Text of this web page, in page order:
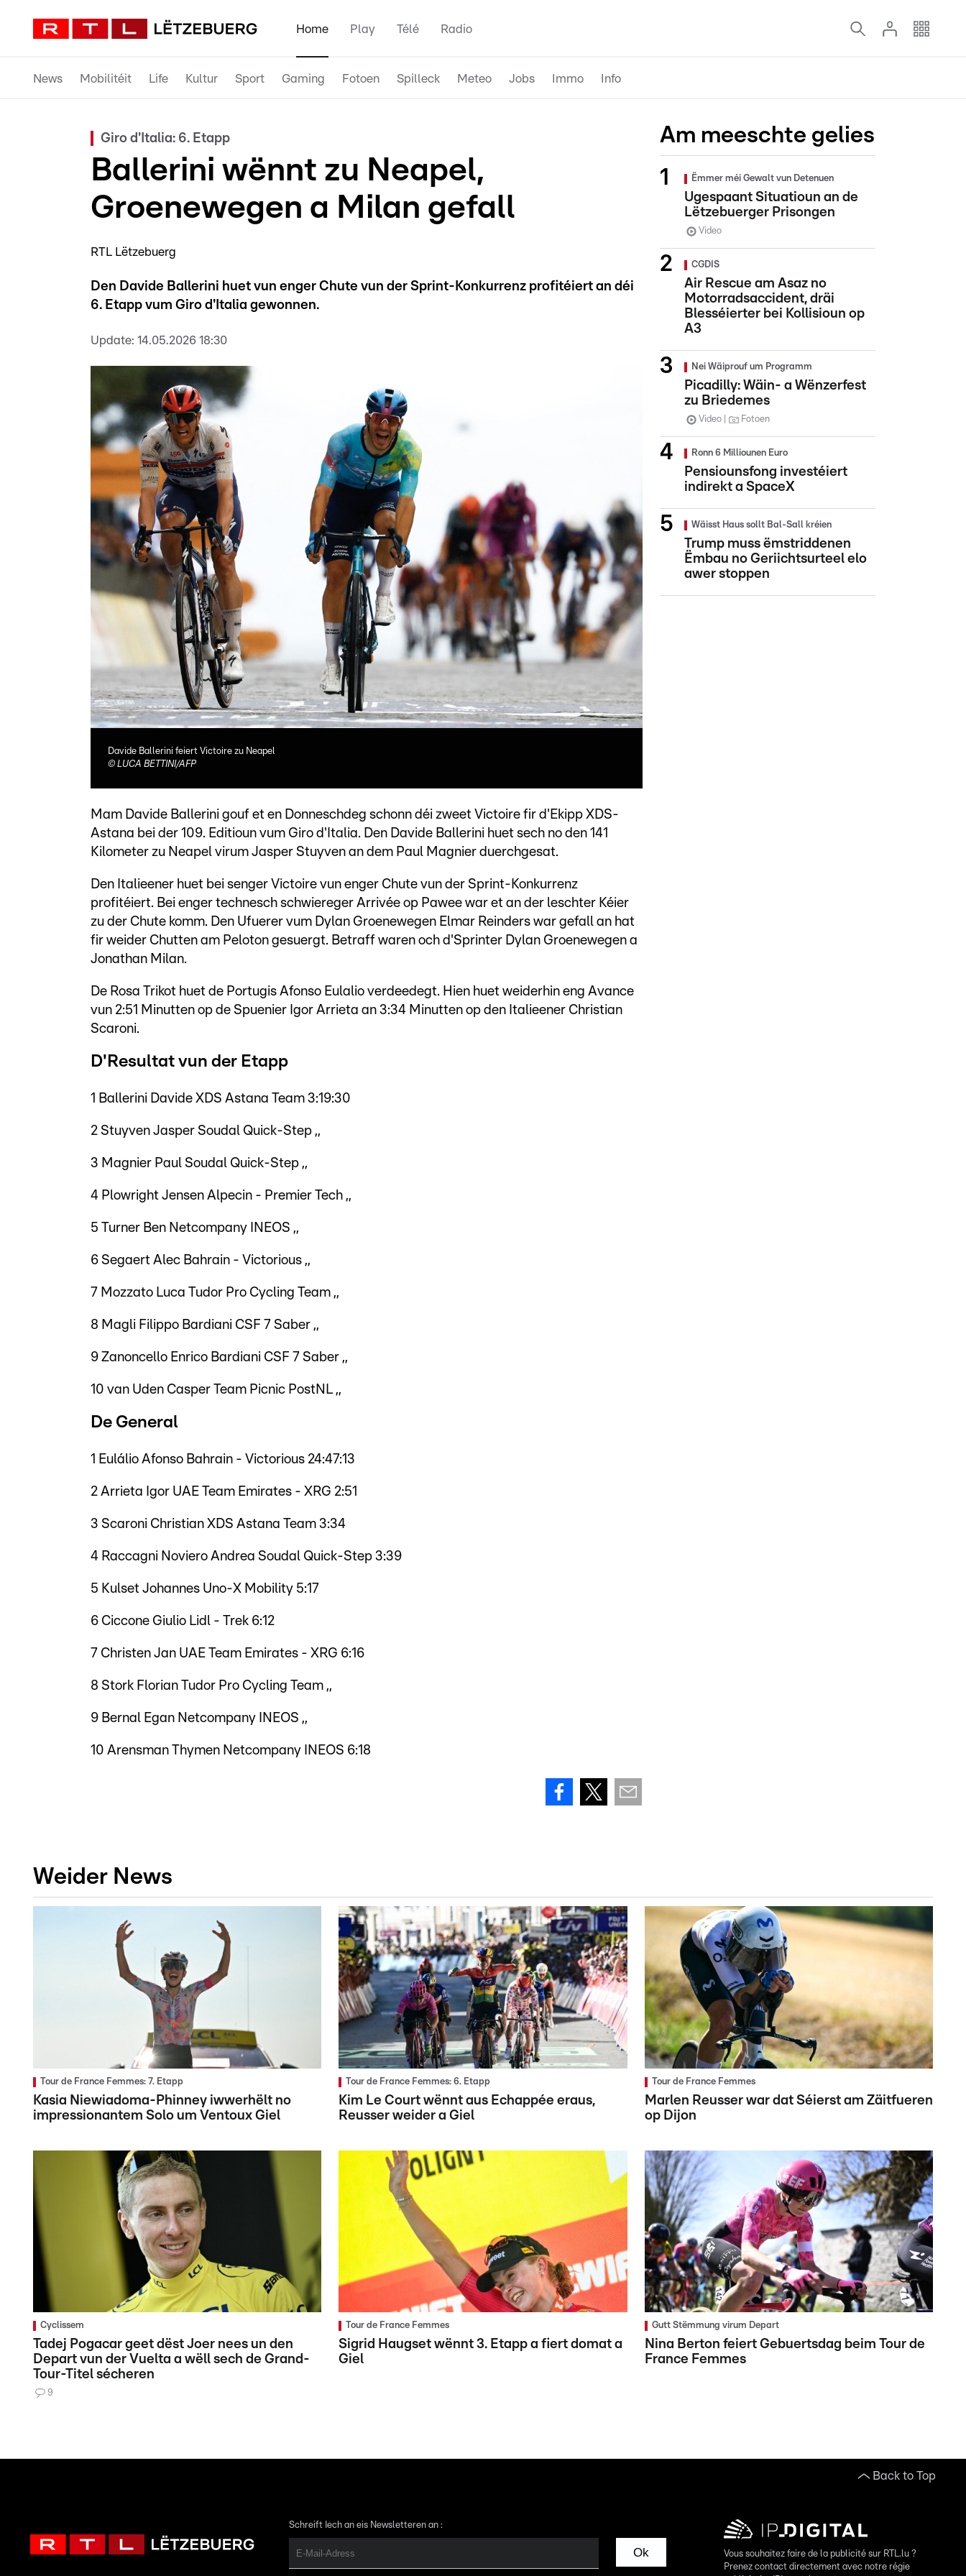
Home Play Télé Radio
News Mobilitéit Life Kultur Sport Gaming Fotoen Spilleck Meteo Jobs Immo Info
Giro d'Italia: 6. Etapp
Ballerini wënnt zu Neapel,
Groenewegen a Milan gefall
RTL Lëtzebuerg
Den Davide Ballerini huet vun enger Chute vun der Sprint-Konkurrenz profitéiert an déi
6. Etapp vum Giro d'Italia gewonnen.
Update: 14.05.2026 18:30
Davide Ballerini feiert Victoire zu Neapel
© LUCA BETTINI/AFP
Mam Davide Ballerini gouf et en Donneschdeg schonn déi zweet Victoire fir d'Ekipp XDS-
Astana bei der 109. Editioun vum Giro d'Italia. Den Davide Ballerini huet sech no den 141
Kilometer zu Neapel virum Jasper Stuyven an dem Paul Magnier duerchgesat.
Den Italieener huet bei senger Victoire vun enger Chute vun der Sprint-Konkurrenz
profitéiert. Bei enger technesch schwiereger Arrivée op Pawee war et an der leschter Kéier
zu der Chute komm. Den Ufuerer vum Dylan Groenewegen Elmar Reinders war gefall an hat
fir weider Chutten am Peloton gesuergt. Betraff waren och d'Sprinter Dylan Groenewegen a
Jonathan Milan.
De Rosa Trikot huet de Portugis Afonso Eulalio verdeedegt. Hien huet weiderhin eng Avance
vun 2:51 Minutten op de Spuenier Igor Arrieta an 3:34 Minutten op den Italieener Christian
Scaroni.
D'Resultat vun der Etapp
1 Ballerini Davide XDS Astana Team 3:19:30
2 Stuyven Jasper Soudal Quick-Step ,,
3 Magnier Paul Soudal Quick-Step ,,
4 Plowright Jensen Alpecin - Premier Tech ,,
5 Turner Ben Netcompany INEOS ,,
6 Segaert Alec Bahrain - Victorious ,,
7 Mozzato Luca Tudor Pro Cycling Team ,,
8 Magli Filippo Bardiani CSF 7 Saber ,,
9 Zanoncello Enrico Bardiani CSF 7 Saber ,,
10 van Uden Casper Team Picnic PostNL ,,
De General
1 Eulálio Afonso Bahrain - Victorious 24:47:13
2 Arrieta Igor UAE Team Emirates - XRG 2:51
3 Scaroni Christian XDS Astana Team 3:34
4 Raccagni Noviero Andrea Soudal Quick-Step 3:39
5 Kulset Johannes Uno-X Mobility 5:17
6 Ciccone Giulio Lidl - Trek 6:12
7 Christen Jan UAE Team Emirates - XRG 6:16
8 Stork Florian Tudor Pro Cycling Team ,,
9 Bernal Egan Netcompany INEOS ,,
10 Arensman Thymen Netcompany INEOS 6:18
Am meeschte gelies
Ëmmer méi Gewalt vun Detenuen
Ugespaant Situatioun an de
Lëtzebuerger Prisongen
Video
CGDIS
Air Rescue am Asaz no
Motorradsaccident, dräi
Blesséierter bei Kollisioun op
A3
Nei Wäiprouf um Programm
Picadilly: Wäin- a Wënzerfest
zu Briedemes
Video Fotoen
Ronn 6 Milliounen Euro
Pensiounsfong investéiert
indirekt a SpaceX
Wäisst Haus sollt Bal-Sall kréien
Trump muss ëmstriddenen
Ëmbau no Geriichtsurteel elo
awer stoppen
Weider News
Tour de France Femmes: 7. Etapp
Kasia Niewiadoma-Phinney iwwerhëlt no
impressionantem Solo um Ventoux Giel
Tour de France Femmes: 6. Etapp
Kim Le Court wënnt aus Echappée eraus,
Reusser weider a Giel
Tour de France Femmes
Marlen Reusser war dat Séierst am Zäitfueren
op Dijon
Cyclissem
Tadej Pogacar geet dëst Joer nees un den
Depart vun der Vuelta a wëll sech de Grand-
Tour-Titel sécheren
9
Tour de France Femmes
Sigrid Haugset wënnt 3. Etapp a fiert domat a
Giel
Gutt Stëmmung virum Depart
Nina Berton feiert Gebuertsdag beim Tour de
France Femmes
Back to Top
Schreift Iech an eis Newsletteren an :
Ok
Vous souhaitez faire de la publicité sur RTL.lu ?
Prenez contact directement avec notre régie